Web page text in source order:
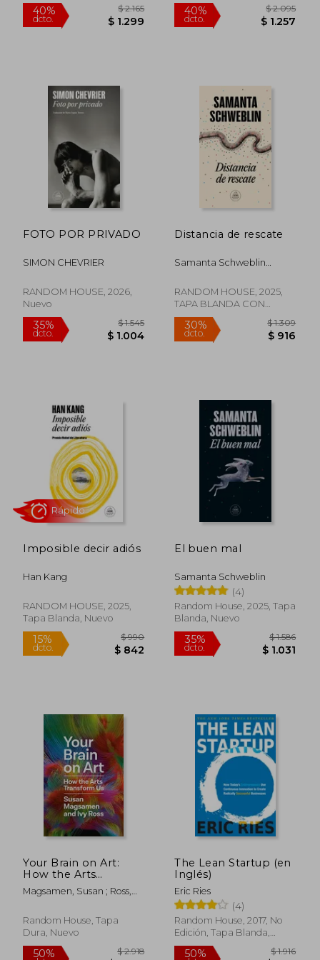
35%
dcto.
40%
dcto.
40%
dcto. $ 1.299
40%
dcto.
FOTO POR PRIVADO
SIMON CHEVRIER
RANDOM HOUSE, 2026,
Nuevo
Distancia de rescate
Samanta Schweblin
RANDOM HOUSE, 2025,
TAPA BLANDA CON
SOLAPA, Nuevo
Imposible decir adiós
Han Kang
RANDOM HOUSE, 2025,
Tapa Blanda, Nuevo
El buen mal
Samanta Schweblin
(4)
Random House, 2025, Tapa
Blanda, Nuevo
Your Brain on Art:
How the Arts
Transform us (en
Inglés)
Magsamen, Susan ; Ross,
Random House, Tapa
Dura, Nuevo
The Lean Startup (en
Inglés)
Eric Ries
(4)
Random House, 2017, No
Edición, Tapa Blanda,
Nuevo